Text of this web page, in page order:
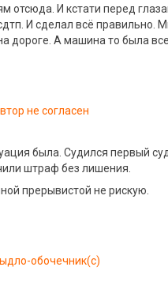
отсюда. И кстати перед
И сделал всё
дороге. А машина то была
не согласен
была. Судился первый
штраф без лишения.
прерывистой не рискую.
обочечник(с)